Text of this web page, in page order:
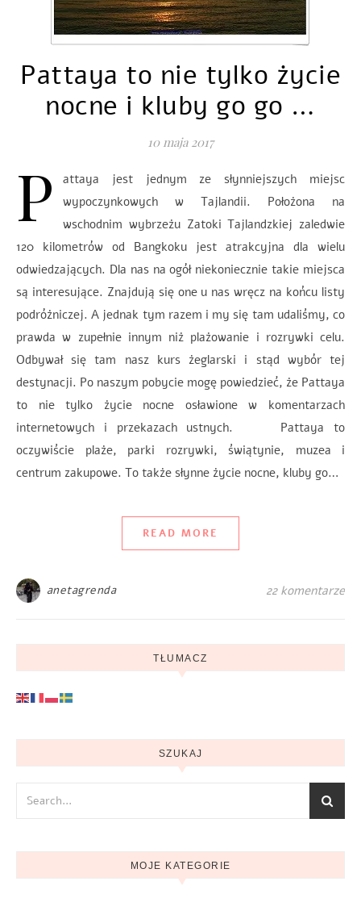
Pattaya to nie tylko życie
nocne i kluby go go …
10 maja 2017
P
attaya jest jednym ze słynniejszych miejsc
wypoczynkowych w Tajlandii. Położona na
wschodnim wybrzeżu Zatoki Tajlandzkiej zaledwie
120 kilometrów od Bangkoku jest atrakcyjna dla wielu
odwiedzających. Dla nas na ogół niekoniecznie takie miejsca
są interesujące. Znajdują się one u nas wręcz na końcu listy
podróżniczej. A jednak tym razem i my się tam udaliśmy, co
prawda w zupełnie innym niż plażowanie i rozrywki celu.
Odbywał się tam nasz kurs żeglarski i stąd wybór tej
destynacji. Po naszym pobycie mogę powiedzieć, że Pattaya
to nie tylko życie nocne osławione w komentarzach
internetowych i przekazach ustnych. Pattaya to
oczywiście plaże, parki rozrywki, świątynie, muzea i
centrum zakupowe. To także słynne życie nocne, kluby go…
READ MORE
anetagrenda 22 komentarze
TŁUMACZ
SZUKAJ
MOJE KATEGORIE